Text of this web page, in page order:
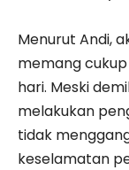
Menurut Andi,
memang
hari. Meski
melakukan
tidak
keselamatan